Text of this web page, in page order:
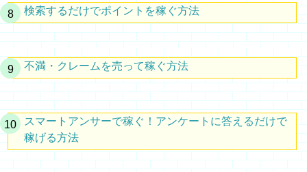
検索するだけでポイントを稼ぐ方法
不満・クレームを売って稼ぐ方法
スマートアンサーで稼ぐ！アンケートに答えるだけで
稼げる方法